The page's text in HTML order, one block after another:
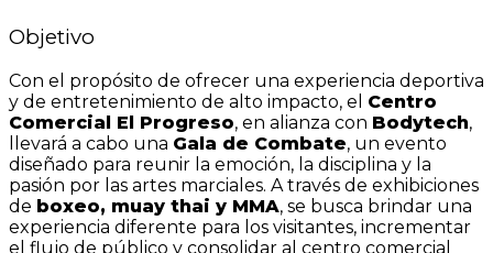
Objetivo
Con el propósito de ofrecer una experiencia deportiva
y de entretenimiento de alto impacto, el Centro
Comercial El Progreso, en alianza con Bodytech,
llevará a cabo una Gala de Combate, un evento
diseñado para reunir la emoción, la disciplina y la
pasión por las artes marciales. A través de exhibiciones
de boxeo, muay thai y MMA, se busca brindar una
experiencia diferente para los visitantes, incrementar
el flujo de público y consolidar al centro comercial